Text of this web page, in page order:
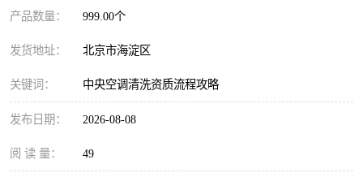
产品数量： 999.00个
发货地址： 北京市海淀区
关键词： 中央空调清洗资质流程攻略
发布日期： 2026-08-08
阅 读 量： 49